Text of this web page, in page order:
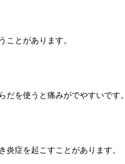
ことがあります。
を使うと痛みがでやすいです。
症を起こすことがあります。